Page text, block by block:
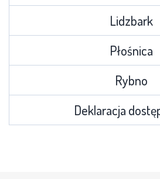
Lidzbark
Płośnica
Rybno
Deklaracja